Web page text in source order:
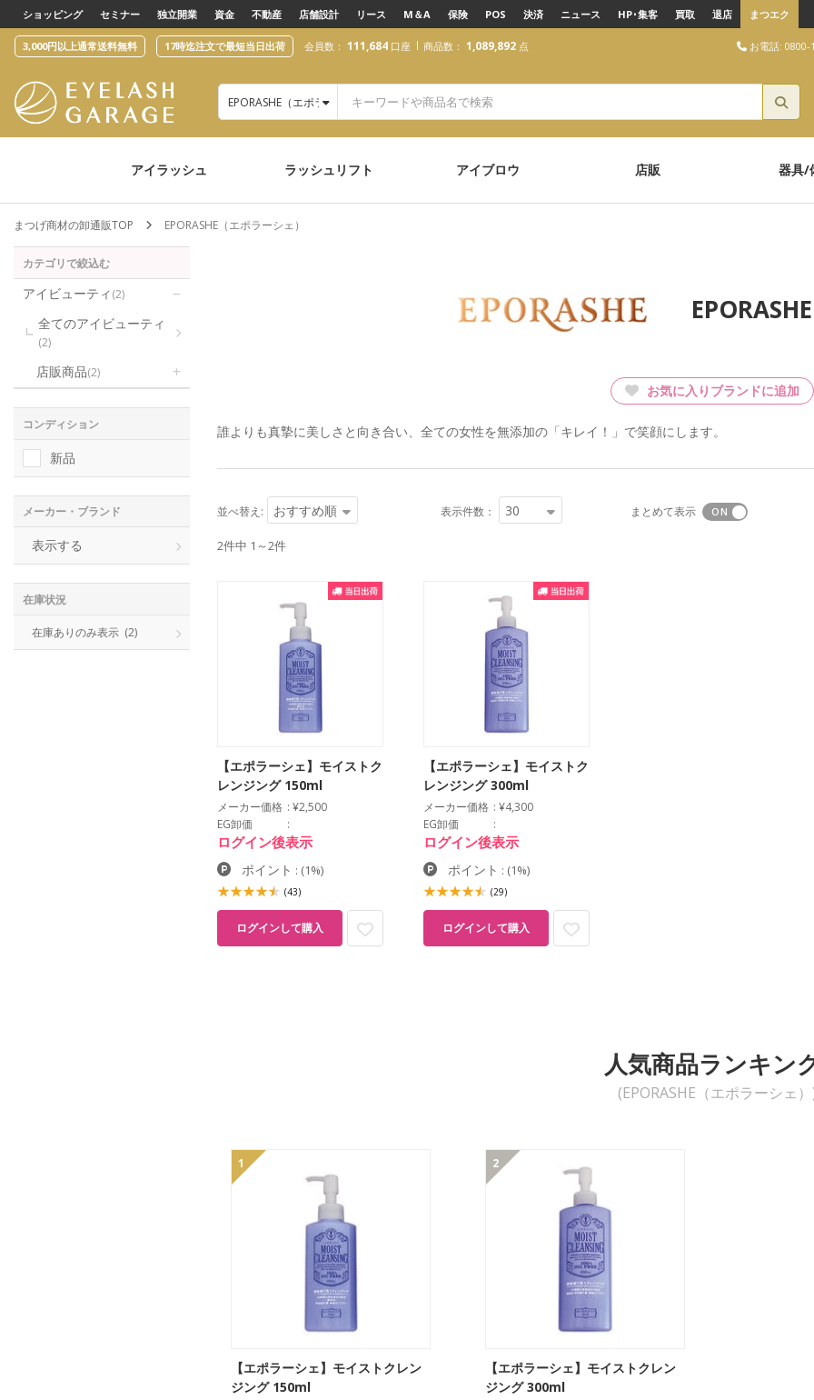
text.skipToContent
text.skipToNavigation
ショッピング セミナー 独立開業 資金 不動産 店舗設計 リース M＆A 保険 POS 決済 ニュース HP･集客 買取 退店 まつエク
3,000円以上通常送料無料 17時迄注文で最短当日出荷 会員数： 111,684 口座 商品数： 1,089,892 点 お電話: 0800-
EPORASHE（エポラーシェ）
アイラッシュ ラッシュリフト アイブロウ 店販 器具/
まつげ商材の卸通販TOP EPORASHE（エポラーシェ）
カテゴリで絞込む
アイビューティ (2)
全てのアイビューティ
(2)
店販商品(2)
コンディション
新品
メーカー・ブランド
表示する
在庫状況
在庫ありのみ表示 (2)
お気に入りブランドに追加
誰よりも真摯に美しさと向き合い、全ての女性を無添加の「キレイ！」で笑顔にします。
並べ替え: おすすめ順 表示件数： 30 まとめて表示
2件中 1～2件
【エポラーシェ】モイストク
レンジング 150ml
メーカー価格
¥2,500
EG卸価
ログイン後表示
ポイント : (1%)
(43)
ログインして購入
【エポラーシェ】モイストク
レンジング 300ml
メーカー価格
¥4,300
EG卸価
ログイン後表示
ポイント : (1%)
(29)
ログインして購入
人気商品ランキン
(EPORASHE（エポラーシェ
1
【エポラーシェ】モイストクレン
ジング 150ml
2
【エポラーシェ】モイストクレン
ジング 300ml